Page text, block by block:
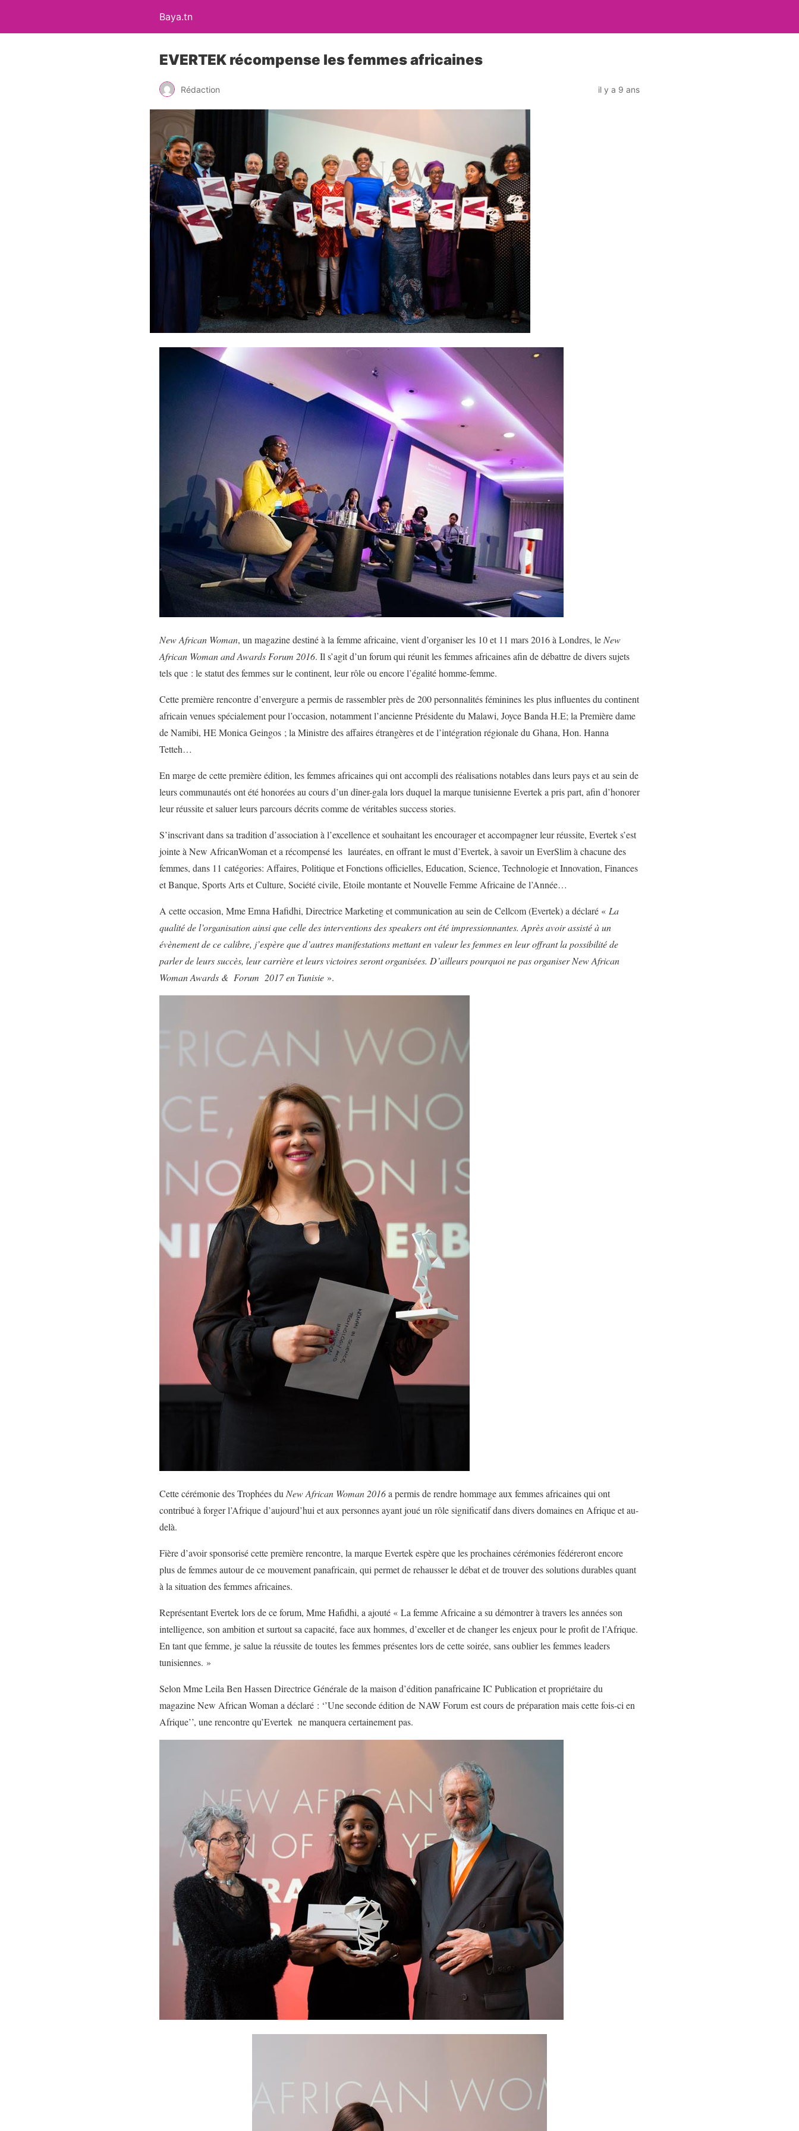
Baya.tn
EVERTEK récompense les femmes africaines
Rédaction il y a 9 ans
New African Woman, un magazine destiné à la femme africaine, vient d’organiser les 10 et 11 mars 2016 à Londres, le New
African Woman and Awards Forum 2016. Il s’agit d’un forum qui réunit les femmes africaines afin de débattre de divers sujets
tels que : le statut des femmes sur le continent, leur rôle ou encore l’égalité homme-femme.
Cette première rencontre d’envergure a permis de rassembler près de 200 personnalités féminines les plus influentes du continent
africain venues spécialement pour l’occasion, notamment l’ancienne Présidente du Malawi, Joyce Banda H.E; la Première dame
de Namibi, HE Monica Geingos ; la Ministre des affaires étrangères et de l’intégration régionale du Ghana, Hon. Hanna
Tetteh…
En marge de cette première édition, les femmes africaines qui ont accompli des réalisations notables dans leurs pays et au sein de
leurs communautés ont été honorées au cours d’un dîner-gala lors duquel la marque tunisienne Evertek a pris part, afin d’honorer
leur réussite et saluer leurs parcours décrits comme de véritables success stories.
S’inscrivant dans sa tradition d’association à l’excellence et souhaitant les encourager et accompagner leur réussite, Evertek s’est
jointe à New AfricanWoman et a récompensé les lauréates, en offrant le must d’Evertek, à savoir un EverSlim à chacune des
femmes, dans 11 catégories: Affaires, Politique et Fonctions officielles, Education, Science, Technologie et Innovation, Finances
et Banque, Sports Arts et Culture, Société civile, Etoile montante et Nouvelle Femme Africaine de l’Année…
A cette occasion, Mme Emna Hafidhi, Directrice Marketing et communication au sein de Cellcom (Evertek) a déclaré « La
qualité de l’organisation ainsi que celle des interventions des speakers ont été impressionnantes. Après avoir assisté à un
évènement de ce calibre, j’espère que d’autres manifestations mettant en valeur les femmes en leur offrant la possibilité de
parler de leurs succès, leur carrière et leurs victoires seront organisées. D’ailleurs pourquoi ne pas organiser New African
Woman Awards & Forum 2017 en Tunisie ».
Cette cérémonie des Trophées du New African Woman 2016a permis de rendre hommage aux femmes africaines qui ont
contribué à forger l’Afrique d’aujourd’hui et aux personnes ayant joué un rôle significatif dans divers domaines en Afrique et au-
delà.
Fière d’avoir sponsorisé cette première rencontre, la marque Evertek espère que les prochaines cérémonies fédéreront encore
plus de femmes autour de ce mouvement panafricain, qui permet de rehausser le débat et de trouver des solutions durables quant
à la situation des femmes africaines.
Représentant Evertek lors de ce forum, Mme Hafidhi, a ajouté « La femme Africaine a su démontrer à travers les années son
intelligence, son ambition et surtout sa capacité, face aux hommes, d’exceller et de changer les enjeux pour le profit de l’Afrique.
En tant que femme, je salue la réussite de toutes les femmes présentes lors de cette soirée, sans oublier les femmes leaders
tunisiennes. »
Selon Mme Leila Ben Hassen Directrice Générale de la maison d’édition panafricaine IC Publication et propriétaire du
magazine New African Woman a déclaré : ‘’Une seconde édition de NAW Forum est cours de préparation mais cette fois-ci en
Afrique’’, une rencontre qu’Evertek ne manquera certainement pas.